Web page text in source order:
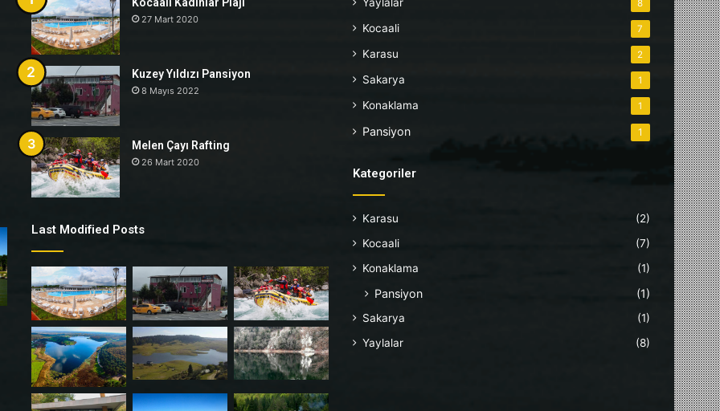
Kocaali Kadınlar Plajı
27 Mart 2020
Kuzey Yıldızı Pansiyon
8 Mayıs 2022
Melen Çayı Rafting
26 Mart 2020
Last Modified Posts
Yaylalar 8
Kocaali 7
Karasu 2
Sakarya 1
Konaklama 1
Pansiyon 1
Kategoriler
Karasu
(2)
Kocaali
(7)
Konaklama
(1)
Pansiyon (1)
Sakarya
(1)
Yaylalar
(8)